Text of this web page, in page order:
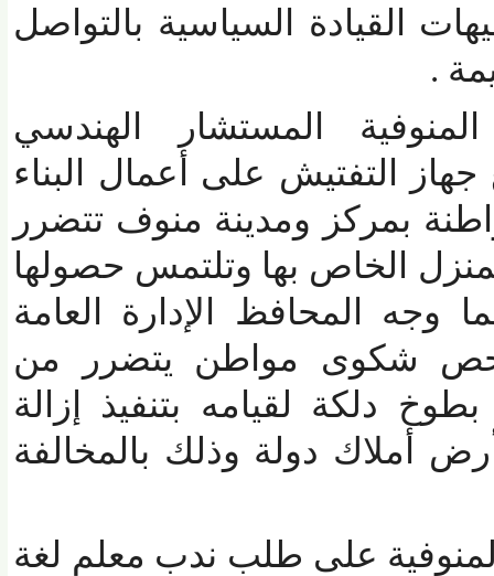
القيادة السياسية بالتواصل
.
المستشار الهندسي
التفتيش على أعمال البناء
ومدينة منوف تتضرر
الخاص بها وتلتمس حصولها
المحافظ الإدارة العامة
شكوى مواطن يتضرر من
دلكة لقيامه بتنفيذ إزالة
أملاك دولة وذلك بالمخالفة
على طلب ندب معلم لغة